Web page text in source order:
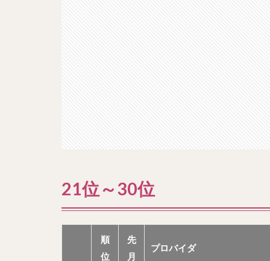
21位～30位
順
位
先
月
プロバイダ